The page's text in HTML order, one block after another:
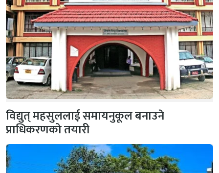
विद्युत् महसुललाई समायनुकूल बनाउने
प्राधिकरणको तयारी